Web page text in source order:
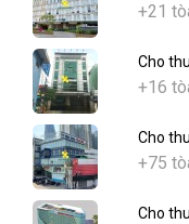
+21
Cho
+16
Cho
+75
Cho